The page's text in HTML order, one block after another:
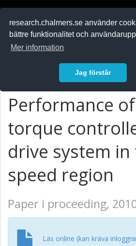
research.chalmers.se använder
bättre funktionalitet och
Mer information
Jag förstår
Performance
torque
drive system
speed region
Paper i proceeding,
Läs online (kan kräva